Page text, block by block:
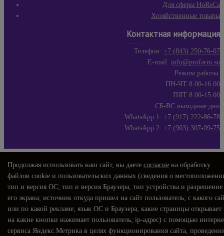
Для сферы HoReCa
Хозяйственные товары
Контактная информация
Телефон: +7 (843) 250-76-07
E-mail: info@profarm.su
Режим работы:
ПН-ЧТ 8.00-16.00
ПЯТ 8.00-15.00
СБ-ВС выходные дни
WhatsApp 1: +7 (917) 222-86-78
WhatsApp 2: +7 (903) 307-09-75
Продолжая использовать наш сайт, вы даете согласие на обработку
файлов cookie и пользовательских данных (сведения о
тип и версия ОС; тип и версия Браузера; тип устройства и разрешение
его экрана; источник откуда пришел на сайт пользователь; с какого
или по какой рекламе; язык ОС и Браузера; какие страницы открывает
на какие кнопки нажимает пользователь; ip-адрес) с помощью
сервиса Яндекс.Метрика в целях функционирования сайта,